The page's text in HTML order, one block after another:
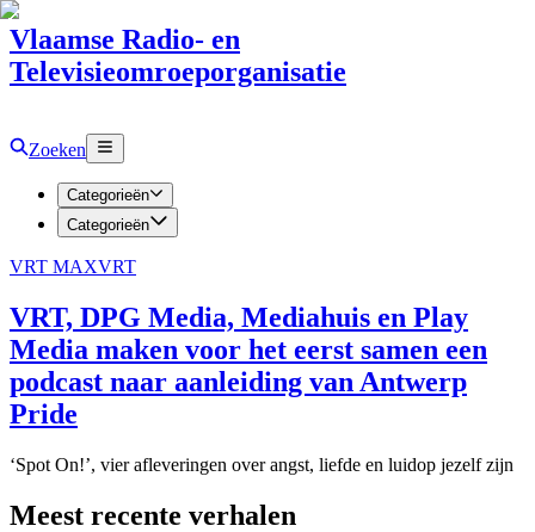
Vlaamse Radio- en
Televisieomroeporganisatie
Zoeken
Categorieën
Categorieën
VRT MAXVRT
VRT, DPG Media, Mediahuis en Play
Media maken voor het eerst samen een
podcast naar aanleiding van Antwerp
Pride
‘Spot On!’, vier afleveringen over angst, liefde en luidop jezelf zijn
Meest recente verhalen